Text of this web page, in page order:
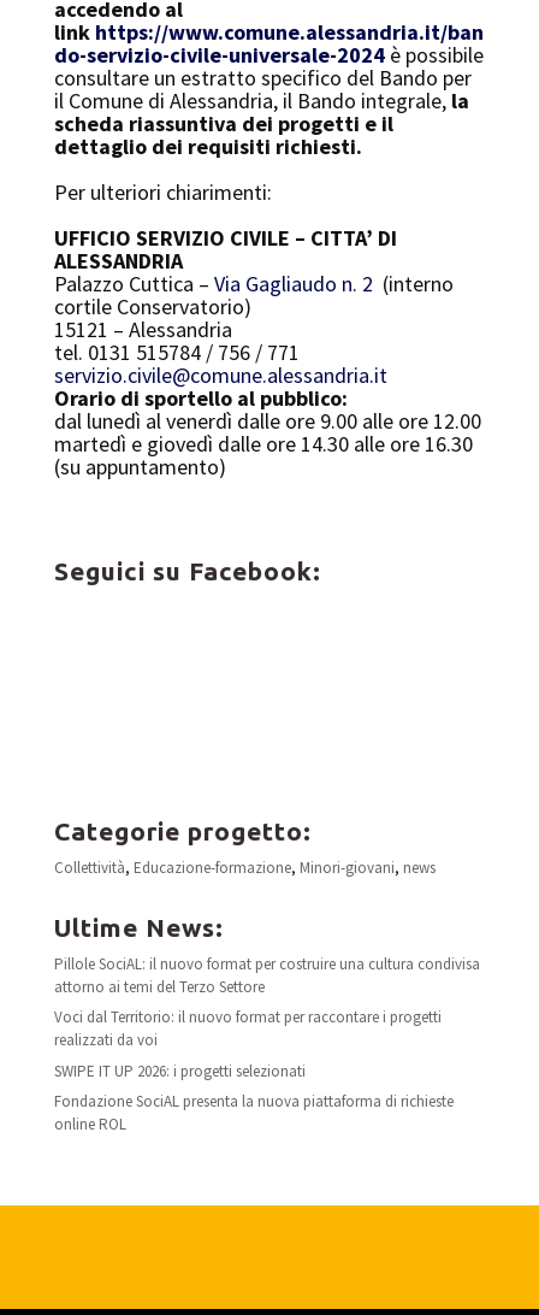
accedendo al
link https://www.comune.alessandria.it/ban
do-servizio-civile-universale-2024è possibile
consultare un estratto specifico del Bando per
il Comune di Alessandria, il Bando integrale, la
scheda riassuntiva dei progetti e il
dettaglio dei requisiti richiesti.
Per ulteriori chiarimenti:
UFFICIO SERVIZIO CIVILE – CITTA’ DI
ALESSANDRIA
Palazzo Cuttica – Via Gagliaudo n. 2 (interno
cortile Conservatorio)
15121 – Alessandria
tel. 0131 515784 / 756 / 771
servizio.civile@comune.alessandria.it
Orario di sportello al pubblico:
dal lunedì al venerdì dalle ore 9.00 alle ore 12.00
martedì e giovedì dalle ore 14.30 alle ore 16.30
(su appuntamento)
Seguici su Facebook:
Categorie progetto:
Collettività, Educazione-formazione, Minori-giovani, news
Ultime News:
Pillole SociAL: il nuovo format per costruire una cultura condivisa
attorno ai temi del Terzo Settore
Voci dal Territorio: il nuovo format per raccontare i progetti
realizzati da voi
SWIPE IT UP 2026: i progetti selezionati
Fondazione SociAL presenta la nuova piattaforma di richieste
online ROL